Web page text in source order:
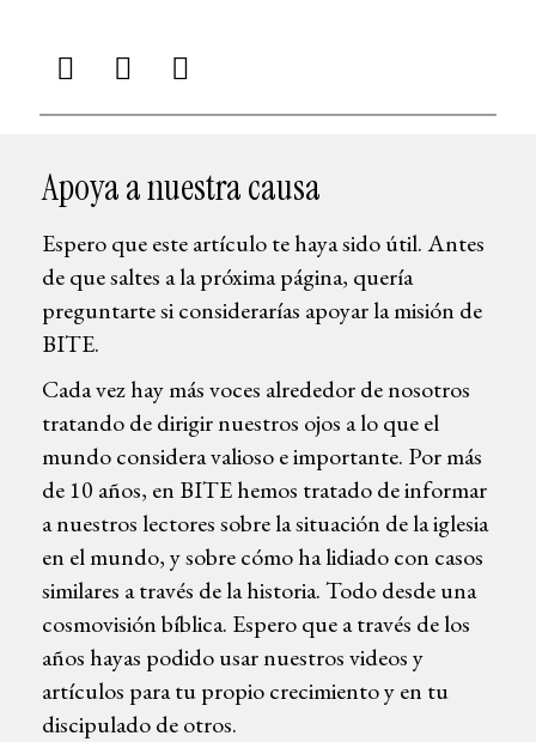
Apoya a nuestra causa
Espero que este artículo te haya sido útil. Antes
de que saltes a la próxima página, quería
preguntarte si considerarías apoyar la misión de
BITE.
Cada vez hay más voces alrededor de nosotros
tratando de dirigir nuestros ojos a lo que el
mundo considera valioso e importante. Por más
de 10 años, en BITE hemos tratado de informar
a nuestros lectores sobre la situación de la iglesia
en el mundo, y sobre cómo ha lidiado con casos
similares a través de la historia. Todo desde una
cosmovisión bíblica. Espero que a través de los
años hayas podido usar nuestros videos y
artículos para tu propio crecimiento y en tu
discipulado de otros.